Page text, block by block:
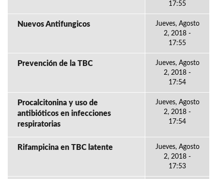
17:55
Nuevos Antifungicos
Jueves, Agosto
2, 2018 -
17:55
Prevención de la TBC
Jueves, Agosto
2, 2018 -
17:54
Procalcitonina y uso de
antibióticos en infecciones
respiratorias
Jueves, Agosto
2, 2018 -
17:54
Rifampicina en TBC latente
Jueves, Agosto
2, 2018 -
17:53